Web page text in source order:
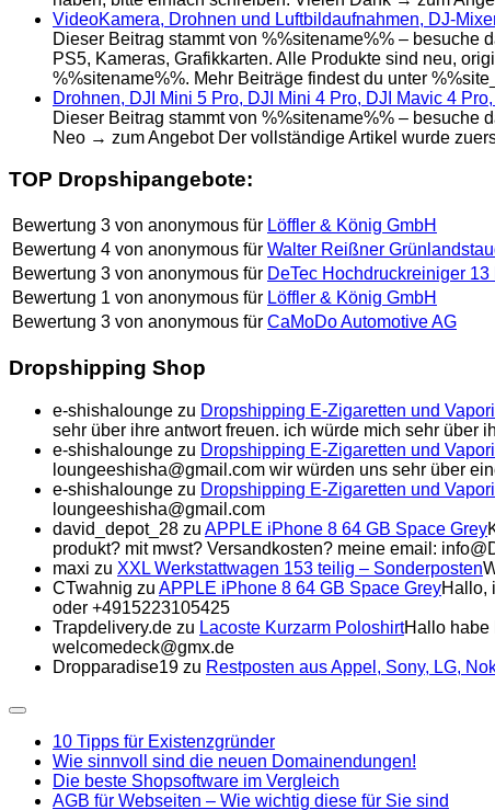
VideoKamera, Drohnen und Luftbildaufnahmen, DJ-
Dieser Beitrag stammt von %%sitename%% – besuche
PS5, Kameras, Grafikkarten. Alle Produkte sind neu,
%%sitename%%. Mehr Beiträge findest du unter
Drohnen, DJI Mini 5 Pro, DJI Mini 4 Pro, DJI Mavic 4
Dieser Beitrag stammt von %%sitename%% – besuche
Neo → zum Angebot Der vollständige Artikel wurde
TOP Dropshipangebote:
Bewertung 3 von anonymous für Löffler & König GmbH
Bewertung 4 von anonymous für Walter Reißner
Bewertung 3 von anonymous für DeTec Hochdruckreiniger 13
Bewertung 1 von anonymous für Löffler & König GmbH
Bewertung 3 von anonymous für CaMoDo Automotive AG
Dropshipping Shop
e-shishalounge zu Dropshipping E-Zigaretten und
sehr über ihre antwort freuen. ich würde mich sehr über
e-shishalounge zu Dropshipping E-Zigaretten und
loungeeshisha@gmail.com wir würden uns sehr über
e-shishalounge zu Dropshipping E-Zigaretten und
loungeeshisha@gmail.com
david_depot_28 zu APPLE iPhone 8 64 GB Space Grey
produkt? mit mwst? Versandkosten? meine email:
maxi zu XXL Werkstattwagen 153 teilig – Sonderposten
CTwahnig zu APPLE iPhone 8 64 GB Space GreyHallo,
oder +4915223105425
Trapdelivery.de zu Lacoste Kurzarm PoloshirtHallo habe
welcomedeck@gmx.de
Dropparadise19 zu Restposten aus Appel, Sony, LG,
Expand
10 Tipps für Existenzgründer
Wie sinnvoll sind die neuen Domainendungen!
Die beste Shopsoftware im Vergleich
AGB für Webseiten – Wie wichtig diese für Sie sind